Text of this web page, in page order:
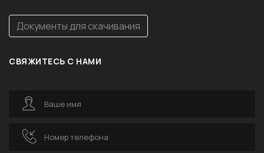
Документы для скачивания
СВЯЖИТЕСЬ С НАМИ
Ваше имя
Номер телефона